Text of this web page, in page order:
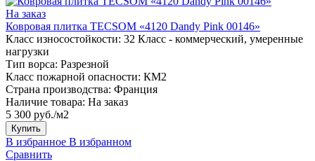
На заказ
Ковровая плитка TECSOM «4120 Dandy Pink 00146»
Класс износостойкости: 32 Класс - коммерческий, умеренные
нагрузки
Тип ворса: Разрезной
Класс пожарной опасности: КМ2
Страна производства: Франция
Наличие товара: На заказ
5 300 руб./м2
Купить
В избранное В избранном
Сравнить